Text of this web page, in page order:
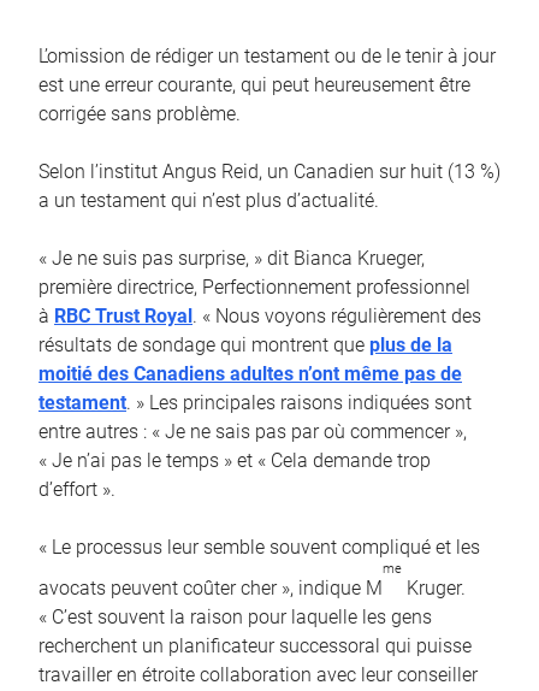
L’omission de rédiger un testament ou de le tenir à jour
est une erreur courante, qui peut heureusement être
corrigée sans problème.
Selon l’institut Angus Reid, un Canadien sur huit (13 %)
a un testament qui n’est plus d’actualité.
« Je ne suis pas surprise, » dit Bianca Krueger,
première directrice, Perfectionnement professionnel
à RBC Trust Royal . « Nous voyons régulièrement des
résultats de sondage qui montrent que plus de la
moitié des Canadiens adultes n’ont même pas de
testament. » Les principales raisons indiquées sont
entre autres : « Je ne sais pas par où commencer »,
« Je n’ai pas le temps » et « Cela demande trop
d’effort ».
« Le processus leur semble souvent compliqué et les
avocats peuvent coûter cher », indique M
me
Kruger.
« C’est souvent la raison pour laquelle les gens
recherchent un planificateur successoral qui puisse
travailler en étroite collaboration avec leur conseiller